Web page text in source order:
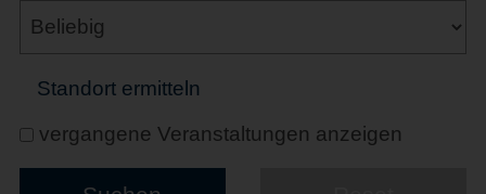
Standort ermitteln
vergangene Veranstaltungen anzeigen